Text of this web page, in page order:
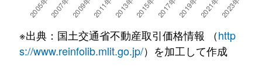
※出典：国土交通省不動産取引価格情報 （http
s://www.reinfolib.mlit.go.jp/）を加工して作成